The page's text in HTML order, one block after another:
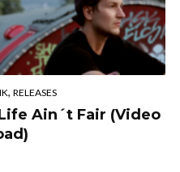
, RELEASES
Ain´t Fair (Video